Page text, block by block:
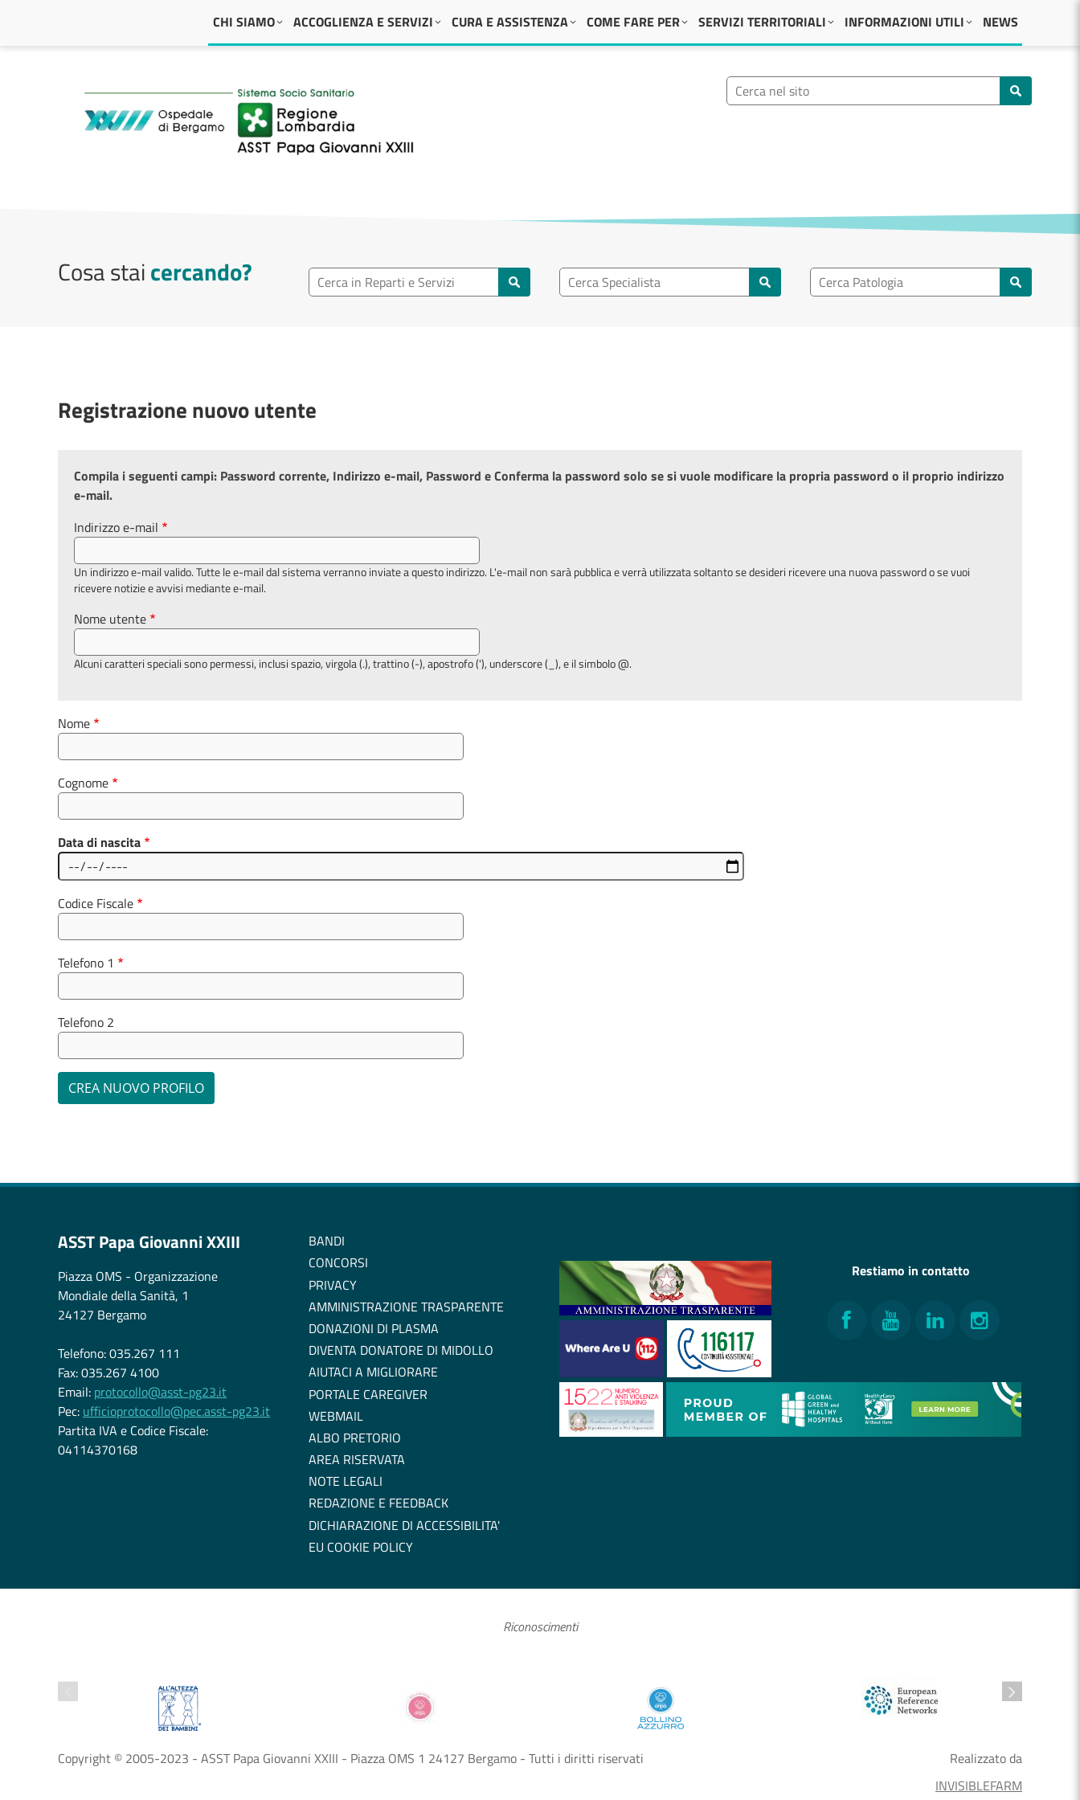
Navigazione principaleCHI SIAMO ACCOGLIENZA E SERVIZI CURA E ASSISTENZA COME FARE PER SERVIZI TERRITORIALI INFORMAZIONI UTILI NEWS
ASST Papa Giovanni XXIII
Ricerca nel sito
Cosa staicercando? Ricerca reparto Ricerca specialisti Ricerca nel patologia
Registrazione nuovo utente
Compila i seguenti campi: Password corrente, Indirizzo e-mail, Password e Conferma la password solo se si vuole modificare la propria password o il proprio indirizzo
e-mail.
Indirizzo e-mail
Un indirizzo e-mail valido. Tutte le e-mail dal sistema verranno inviate a questo indirizzo. L'e-mail non sarà pubblica e verrà utilizzata soltanto se desideri ricevere una nuova password o se vuoi
ricevere notizie e avvisi mediante e-mail.
Nome utente
Alcuni caratteri speciali sono permessi, inclusi spazio, virgola (.), trattino (-), apostrofo ('), underscore (_), e il simbolo @.
Nome
Cognome
Data di nascita
Data
Codice Fiscale
Telefono 1
Telefono 2
ASST Papa Giovanni XXIII
Piazza OMS - Organizzazione
Mondiale della Sanità, 1
24127 Bergamo
Telefono: 035.267 111
Fax: 035.267 4100
Email: protocollo@asst-pg23.it
Pec: ufficioprotocollo@pec.asst-pg23.it
Partita IVA e Codice Fiscale:
04114370168
BANDI
CONCORSI
PRIVACY
AMMINISTRAZIONE TRASPARENTE
DONAZIONI DI PLASMA
DIVENTA DONATORE DI MIDOLLO
AIUTACI A MIGLIORARE
PORTALE CAREGIVER
WEBMAIL
ALBO PRETORIO
AREA RISERVATA
NOTE LEGALI
REDAZIONE E FEEDBACK
DICHIARAZIONE DI ACCESSIBILITA'
EU COOKIE POLICY
Restiamo in contatto
Facebook
YouTubeLinkedInInstagram
Riconoscimenti
Copyright © 2005-2023 - ASST Papa Giovanni XXIII - Piazza OMS 1 24127 Bergamo - Tutti i diritti riservati
Realizzato da
INVISIBLEFARM